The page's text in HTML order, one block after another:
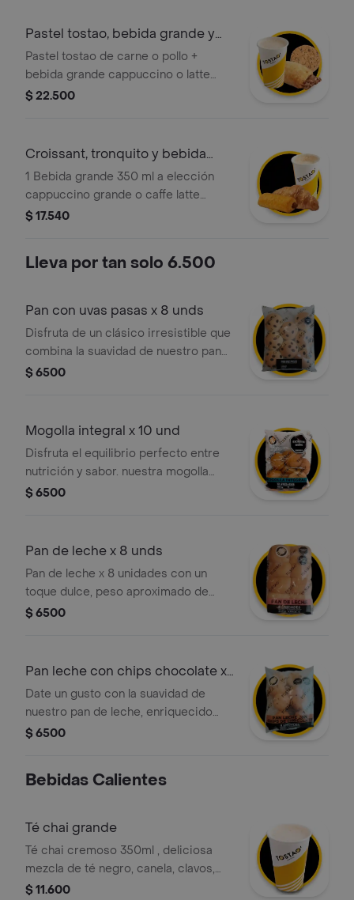
Pastel tostao, bebida grande y
galleta
Pastel tostao de carne o pollo +
bebida grande cappuccino o latte
caliente + galleta tostao de 50g de
$ 22.500
Croissant, tronquito y bebida
caliente
1 Bebida grande 350 ml a elección
cappuccino grande o caffe latte
grande + 1 croissant tostao + 1
$ 17.540
Lleva por tan solo 6.500
Pan con uvas pasas x 8 unds
Disfruta de un clásico irresistible que
combina la suavidad de nuestro pan
tradicional con el toque dulce y
para acompañar tu café, chocolate o
para un snack rápido a cualquier hora
del día.
$ 6500
Mogolla integral x 10 und
Disfruta el equilibrio perfecto entre
nutrición y sabor. nuestra mogolla
integral ofrece una miga suave y un
ligera. el toque artesanal de tostao'
$ 6500
Pan de leche x 8 unds
Pan de leche x 8 unidades con un
toque dulce, peso aproximado de
440g.
$ 6500
Pan leche con chips chocolate x
8 unds
Date un gusto con la suavidad de
nuestro pan de leche, enriquecido
con deliciosas chispas de chocolate.
sorprender a los niños en la lonchera.
calidad artesanal de tostao.
$ 6500
Bebidas Calientes
Té chai grande
Té chai cremoso 350ml , deliciosa
mezcla de té negro, canela, clavos,
jengibre y leche deslactosada .
$ 11.600